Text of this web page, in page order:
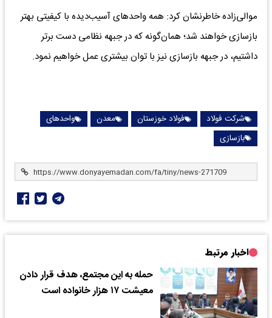
موالی‌زاده خاطرنشان کرد: همه واحدهای آسیب‌دیده با کیفیتی بهتر
بازسازی خواهند شد؛ همان‌گونه که در جبهه نظامی دست برتر
داشتیم، در جبهه بازسازی نیز با توان بیشتری عمل خواهیم نمود.
شرکت فولاد فولاد خوزستان معدن
واحدهای
بازسازی
اخبار مرتبط
️حمله به این مجتمع، هدف قرار دادن
معیشت ۱۷ هزار خانواده است